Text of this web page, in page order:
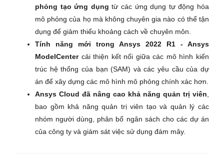
phỏng tạo ứng dụngtừ các ứng dụng tự động hóa
mô phỏng của họ mà không chuyên gia nào có thể tận
dụng để giảm thiểu khoảng cách về chuyên môn.
Tính năng mới trong Ansys 2022 R1 - Ansys
ModelCentercải thiện kết nối giữa các mô hình kiến
trúc hệ thống của bạn (SAM) và các yêu cầu của dự
án để xây dựng các mô hình mô phỏng chính xác hơn.
Ansys Cloud đã nâng cao khả năng quản trị viên,
bao gồm khả năng quản trị viên tạo và quản lý các
nhóm người dùng, phân bổ ngân sách cho các dự án
của công ty và giám sát việc sử dụng đám mây.